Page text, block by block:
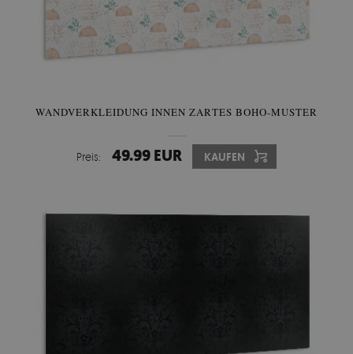
WANDVERKLEIDUNG INNEN ZARTES BOHO-MUSTER
Preis: 49.99 EUR KAUFEN